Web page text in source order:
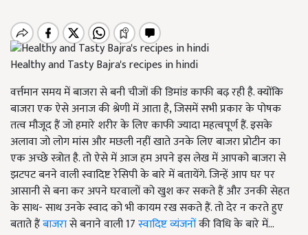
Healthy and Tasty Bajra's recipes in hindi
वर्त्तमान समय में बाजरा से बनी चीजों की डिमांड काफी बढ़ रही है. क्योंकि
बाजरा एक ऐसे अनाज की श्रेणी में आता है, जिसमें सभी प्रकार के पोषक
तत्व मौजूद हैं जो हमारे शरीर के लिए काफी ज्यादा महत्वपूर्ण हैं. इसके
अलावा जो लोग मांस और मछली नहीं खाते उनके लिए बाजरा प्रोटीन का
एक अच्छे स्त्रोत है. तो ऐसे में आज हम अपने इस लेख में आपको बाजरा से
झटपट बनने वाली स्वादिष्ट रेसिपी के बारे में बतायेंगे. जिन्हें आप घर पर
आसानी से बना कर अपने घरवालों को खुश कर सकते हैं और उनकी सेहत
के साथ- साथ उनके स्वाद को भी कायम रख सकते हैं. तो देर न करते हुए
बताते हैंबाजरासे बनाने वाली 17स्वादिष्ट व्यंजनोंकी विधि के बारे में...